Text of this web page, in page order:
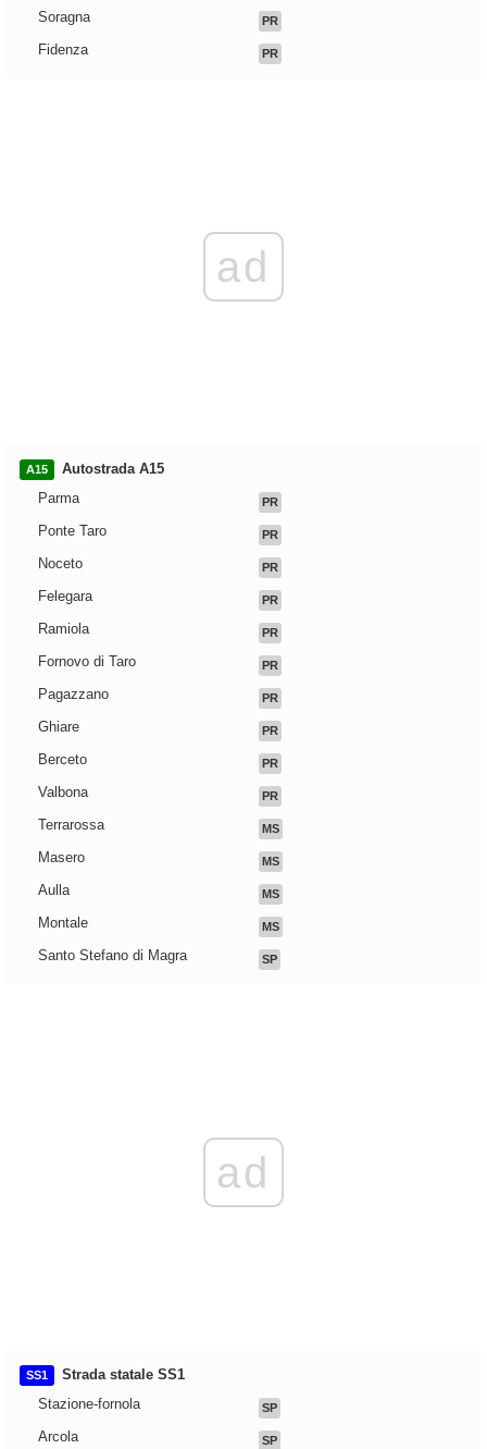
Soragna PR
Fidenza PR
ad
A15
Autostrada A15
Parma
PR
Ponte Taro PR
Noceto PR
Felegara PR
Ramiola PR
Fornovo di Taro PR
Pagazzano PR
Ghiare PR
Berceto PR
Valbona PR
Terrarossa MS
Masero MS
Aulla MS
Montale MS
Santo Stefano di Magra SP
ad
SS1
Strada statale SS1
Stazione-fornola
SP
Arcola SP